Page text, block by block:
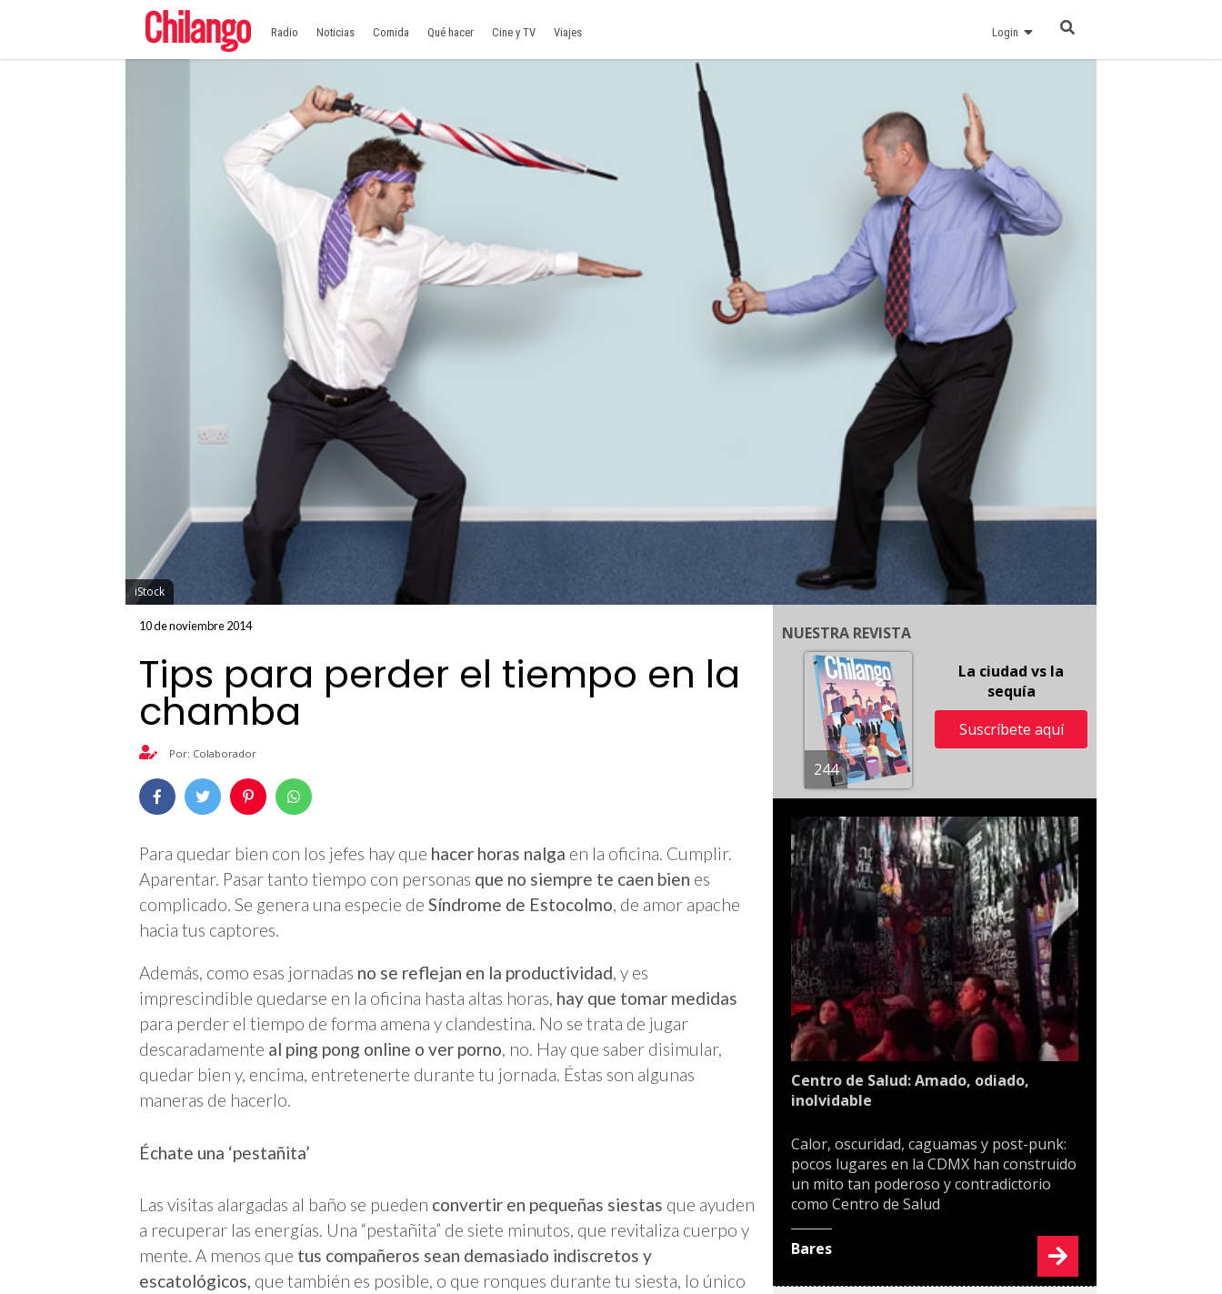
Radio Noticias Comida Qué hacer Cine y TV Viajes Login
iStock
10 de noviembre 2014
Tips para perder el tiempo en la
chamba
Por: Colaborador
Para quedar bien con los jefes hay que hacer horas nalga en la oficina. Cumplir.
Aparentar. Pasar tanto tiempo con personas que no siempre te caen bien es
complicado. Se genera una especie de Síndrome de Estocolmo, de amor apache
hacia tus captores.
Además, como esas jornadas no se reflejan en la productividad, y es
imprescindible quedarse en la oficina hasta altas horas, hay que tomar medidas
para perder el tiempo de forma amena y clandestina. No se trata de jugar
descaradamente al ping pong online o ver porno, no. Hay que saber disimular,
quedar bien y, encima, entretenerte durante tu jornada. Éstas son algunas
maneras de hacerlo.
Échate una ‘pestañita’
Las visitas alargadas al baño se pueden convertir en pequeñas siestas que ayuden
a recuperar las energías. Una “pestañita” de siete minutos, que revitaliza cuerpo y
mente. A menos que tus compañeros sean demasiado indiscretos y
escatológicos, que también es posible, o que ronques durante tu siesta, lo único
NUESTRA REVISTA
244
La ciudad vs la
sequía
Suscríbete aquí
Centro de Salud: Amado, odiado,
inolvidable
Calor, oscuridad, caguamas y post-punk:
pocos lugares en la CDMX han construido
un mito tan poderoso y contradictorio
como Centro de Salud
Bares